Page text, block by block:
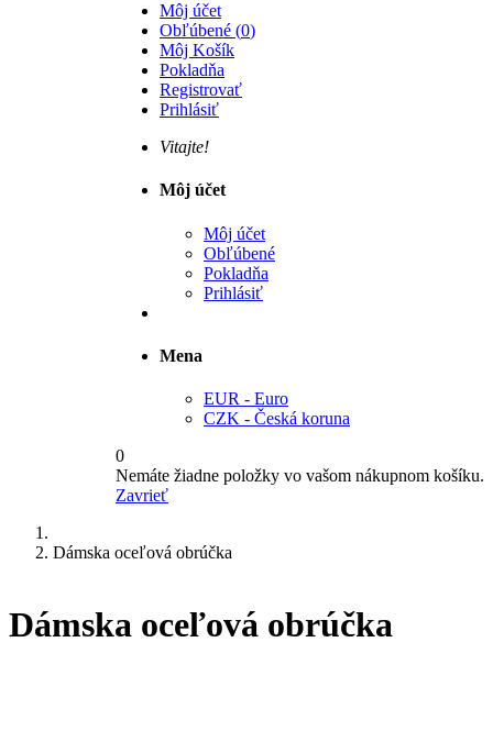
Môj účet
Obľúbené (0)
Môj Košík
Pokladňa
Registrovať
Prihlásiť
Vitajte!
Môj účet
Môj účet
Obľúbené
Pokladňa
Prihlásiť
Mena
EUR - Euro
CZK - Česká koruna
0
Nemáte žiadne položky vo vašom nákupnom košíku.
Zavrieť
Dámska oceľová obrúčka
Dámska oceľová obrúčka